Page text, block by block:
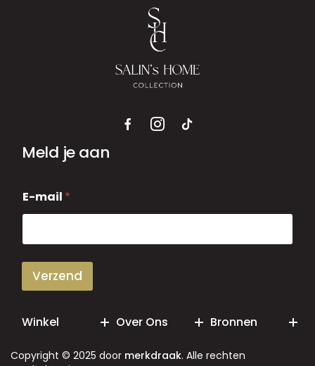
Meld je aan
-
m
i
E-mail *
Verzend
Winkel Over Ons Bronnen
Copyright © 2025 door merkdraak. Alle rechten